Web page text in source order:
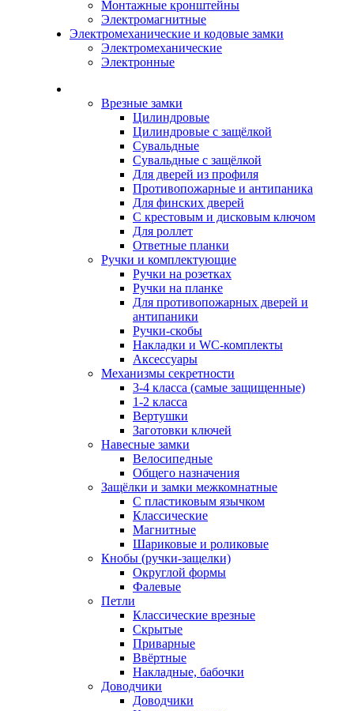
Монтажные кронштейны
Электромагнитные
Электромеханические и кодовые замки
Электромеханические
Электронные
Врезные замки
Цилиндровые
Цилиндровые с защёлкой
Сувальдные
Сувальдные с защёлкой
Для дверей из профиля
Противопожарные и антипаника
Для финских дверей
С крестовым и дисковым ключом
Для роллет
Ответные планки
Ручки и комплектующие
Ручки на розетках
Ручки на планке
Для противопожарных дверей и
антипаники
Ручки-скобы
Накладки и WC-комплекты
Аксессуары
Механизмы секретности
3-4 класса (самые защищенные)
1-2 класса
Вертушки
Заготовки ключей
Навесные замки
Велосипедные
Общего назначения
Защёлки и замки межкомнатные
С пластиковым язычком
Классические
Магнитные
Шариковые и роликовые
Кнобы (ручки-защелки)
Округлой формы
Фалевые
Петли
Классические врезные
Скрытые
Приварные
Ввёртные
Накладные, бабочки
Доводчики
Доводчики